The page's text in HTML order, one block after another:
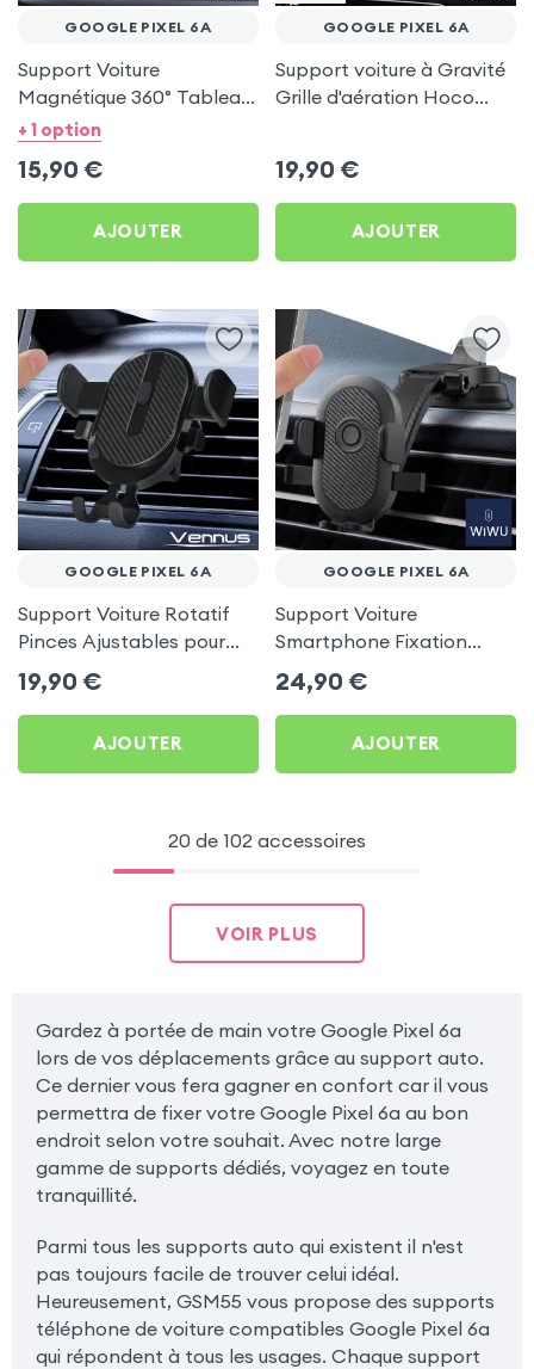
GOOGLE PIXEL 6A
Support Voiture
Magnétique 360° Tableau
de bord Hoco pour
+ 1 option
15,90 €
AJOUTER
GOOGLE PIXEL 6A
Support voiture à Gravité
Grille d'aération Hoco
19,90 €
AJOUTER
GOOGLE PIXEL 6A
Support Voiture Rotatif
Pinces Ajustables pour
Google Pixel 6a
19,90 €
AJOUTER
GOOGLE PIXEL 6A
Support Voiture
Smartphone Fixation
Ventouse Noir, Wiwu pour
Google Pixel 6a
24,90 €
AJOUTER
20 de 102 accessoires
VOIR PLUS
Gardez à portée de main votre Google Pixel 6a
lors de vos déplacements grâce au support auto.
Ce dernier vous fera gagner en confort car il vous
permettra de fixer votre Google Pixel 6a au bon
endroit selon votre souhait. Avec notre large
gamme de supports dédiés, voyagez en toute
tranquillité.
Parmi tous les supports auto qui existent il n'est
pas toujours facile de trouver celui idéal.
Heureusement, GSM55 vous propose des supports
téléphone de voiture compatibles Google Pixel 6a
qui répondent à tous les usages. Chaque support